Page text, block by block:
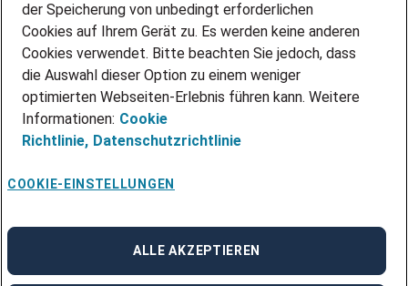
PRESSE
KONTAKT
@Adecco 2026
IMPRESSUM
DATENSCHUTZ
NUTZUNGSBEDINGUNGEN
COOKIE-RICHTLINIEN
BESCHWERDESTELLE
linkedinFacebook
Instagram
der Speicherung von unbedingt erforderlichen
Cookies auf Ihrem Gerät zu. Es werden keine anderen
Cookies verwendet. Bitte beachten Sie jedoch, dass
die Auswahl dieser Option zu einem weniger
optimierten Webseiten-Erlebnis führen kann. Weitere
Informationen: Cookie
Richtlinie, Datenschutzrichtlinie
COOKIE-EINSTELLUNGEN
ALLE AKZEPTIEREN